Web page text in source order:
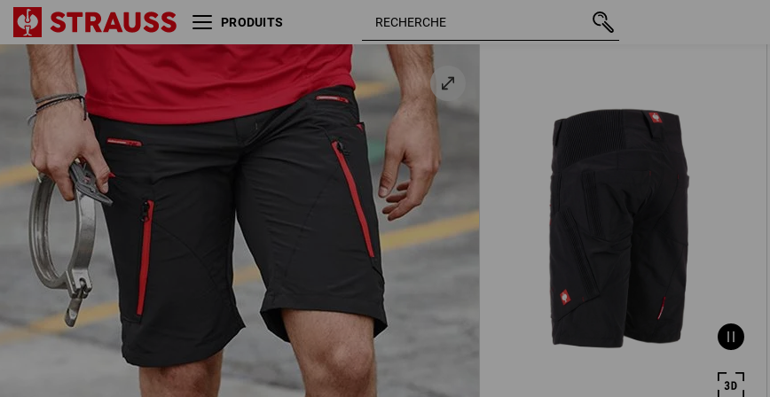
PRODUITS
e.s. Short fonctionnel
Superlite
rouge
44 CHF 79.90